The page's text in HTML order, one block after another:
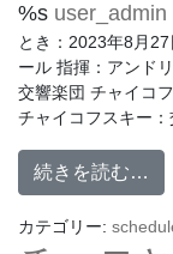
%s user_admin
とき：2023年8月
ール 指揮：アンド
交響楽団 チャイコ
チャイコフスキー
続きを読む…
カテゴリー: